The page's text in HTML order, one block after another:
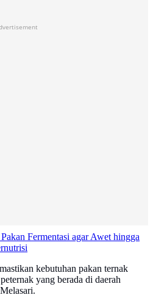
Fermentasi agar Awet hingga
kebutuhan pakan ternak
yang berada di daerah